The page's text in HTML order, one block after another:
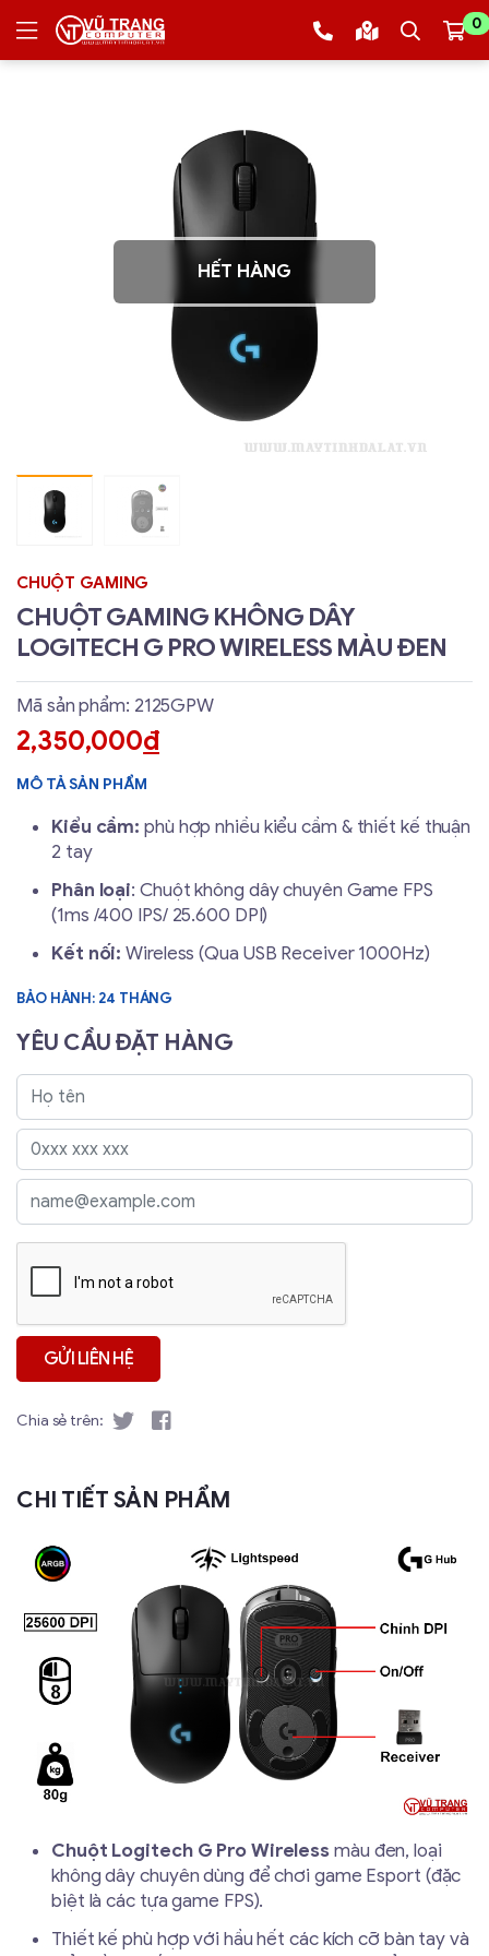
0
HẾT HÀNG
CHUỘT GAMING
CHUỘT GAMING KHÔNG DÂY
LOGITECH G PRO WIRELESS MÀU ĐEN
Mã sản phẩm: 2125GPW
2,350,000đ
MÔ TẢ SẢN PHẨM
Kiểu cầm: phù hợp nhiều kiểu cầm & thiết kế thuận
2 tay
Phân loại: Chuột không dây chuyên Game FPS
(1ms /400 IPS/ 25.600 DPI)
Kết nối: Wireless (Qua USB Receiver 1000Hz)
BẢO HÀNH: 24 THÁNG
YÊU CẦU ĐẶT HÀNG
Chia sẻ trên:
CHI TIẾT SẢN PHẨM
Chuột Logitech G Pro Wirelessmàu đen, loại
không dây chuyên dùng để chơi game Esport (đặc
biệt là các tựa game FPS).
Thiết kế phù hợp với hầu hết các kích cỡ bàn tay và